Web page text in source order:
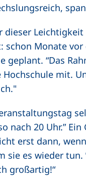
dieser Leichtigkeit
schon Monate
geplant. “Das
Hochschule mit.
nach 20 Uhr.”
erst dann,
sie es wieder tun.
großartig!“